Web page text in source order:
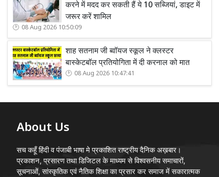
करने में मदद कर सकती हैं ये 10 सब्जियां, डाइट में
जरूर करें शामिल
08 Aug 2026 10:50:09
शाह सतनाम जी ब्वॉयज स्कूल ने क्लस्टर
बास्केटबॉल प्रतियोगिता में दी करनाल को मात
08 Aug 2026 10:47:41
About Us
सच कहूँ हिंदी व पंजाबी भाषा मे प्रकाशित राष्ट्रीय दैनिक अख़बार।
प्रकाशन, प्रसारण तथा डिजिटल के माध्यम से विश्वसनीय समाचारों,
सूचनाओं, सांस्कृतिक एवं नैतिक शिक्षा का प्रसार कर समाज में सकारात्मक